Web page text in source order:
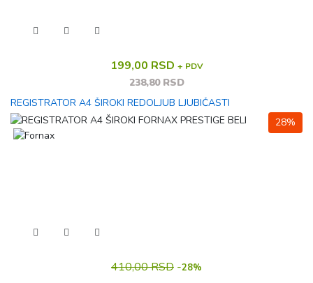
199,00 RSD + PDV
238,80 RSD
REGISTRATOR A4 ŠIROKI REDOLJUB LJUBIČASTI
28%
410,00 RSD -28%